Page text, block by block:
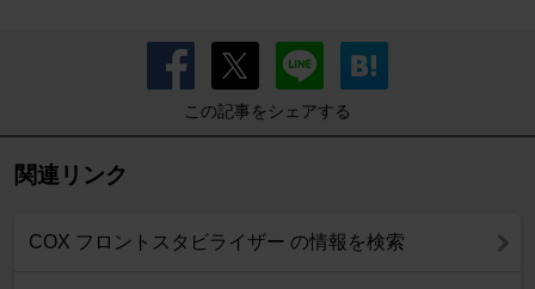
この記事をシェアする
関連リンク
COX フロントスタビライザー の情報を検索